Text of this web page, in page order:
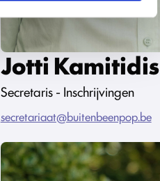
Jotti Kamitidis
Secretaris - Inschrijvingen
secretariaat@buitenbeenpop.be